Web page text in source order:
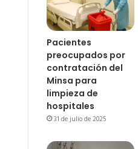
Pacientes
preocupados por
contratación del
Minsa para
limpieza de
hospitales
31 de julio de 2025